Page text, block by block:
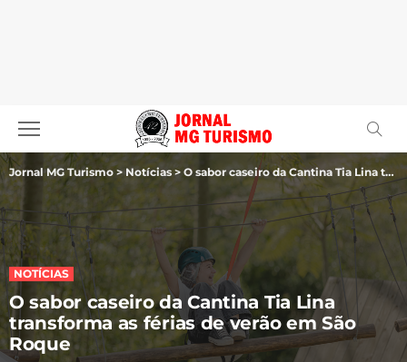
Jornal MG Turismo > Notícias > O sabor caseiro da Cantina Tia Lina transforma as férias de verão em São Roque
NOTÍCIAS
O sabor caseiro da Cantina Tia Lina
transforma as férias de verão em São
Roque